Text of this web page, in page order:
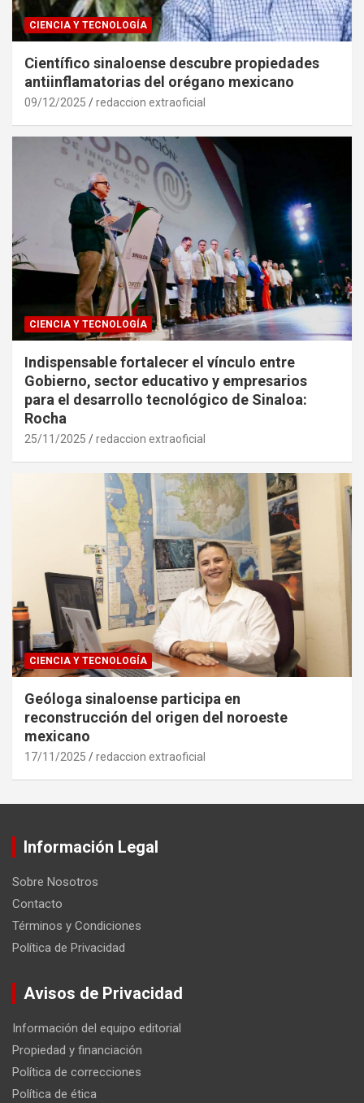
CIENCIA Y TECNOLOGÍA
Científico sinaloense descubre propiedades
antiinflamatorias del orégano mexicano
09/12/2025 redaccion extraoficial
CIENCIA Y TECNOLOGÍA
Indispensable fortalecer el vínculo entre
Gobierno, sector educativo y empresarios
para el desarrollo tecnológico de Sinaloa:
Rocha
25/11/2025 redaccion extraoficial
CIENCIA Y TECNOLOGÍA
Geóloga sinaloense participa en
reconstrucción del origen del noroeste
mexicano
17/11/2025 redaccion extraoficial
Información Legal
Sobre Nosotros
Contacto
Términos y Condiciones
Política de Privacidad
Avisos de Privacidad
Información del equipo editorial
Propiedad y financiación
Política de correcciones
Política de ética